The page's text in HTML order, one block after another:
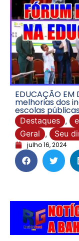
EDUCAÇÃO
melhorias dos
escolas
Destaques ,
Geral , Seu
julho 16, 2024